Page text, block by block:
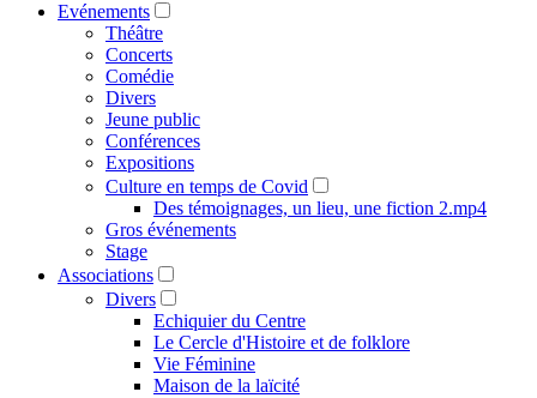
Evénements
Théâtre
Concerts
Comédie
Divers
Jeune public
Conférences
Expositions
Culture en temps de Covid
Des témoignages, un lieu, une fiction 2.mp4
Gros événements
Stage
Associations
Divers
Echiquier du Centre
Le Cercle d'Histoire et de folklore
Vie Féminine
Maison de la laïcité